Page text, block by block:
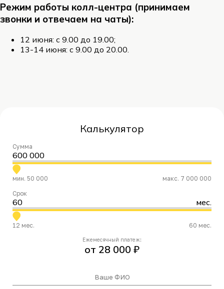
Режим работы колл-центра (принимаем
звонки и отвечаем на чаты):
12 июня: с 9.00 до 19.00;
13-14 июня: с 9.00 до 20.00.
Калькулятор
Сумма
600 000
мин. 50 000
макс. 7 000 000
Срок
60 мес.
12 мес. 60 мес.
Ежемесячный платеж:
от 28 000 ₽
ФИО